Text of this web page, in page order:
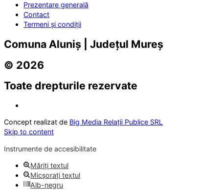
Prezentare generală
Contact
Termeni și condiții
Comuna Aluniș | Județul Mureș
© 2026
Toate drepturile rezervate
Concept realizat de Big Media Relații Publice SRL
Skip to content
Instrumente de accesibilitate
Măriți textul
Micșorați textul
Alb-negru